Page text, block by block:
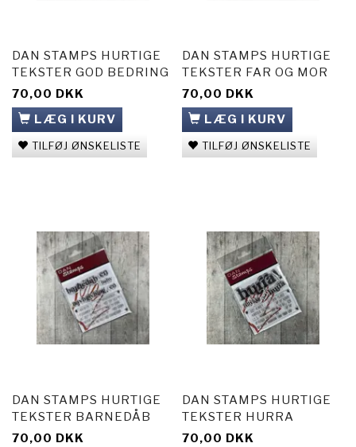
DAN STAMPS HURTIGE
TEKSTER GOD BEDRING
70,00 DKK
LÆG I KURV
TILFØJ ØNSKELISTE
DAN STAMPS HURTIGE
TEKSTER FAR OG MOR
70,00 DKK
LÆG I KURV
TILFØJ ØNSKELISTE
DAN STAMPS HURTIGE
TEKSTER BARNEDÅB
70,00 DKK
DAN STAMPS HURTIGE
TEKSTER HURRA
70,00 DKK